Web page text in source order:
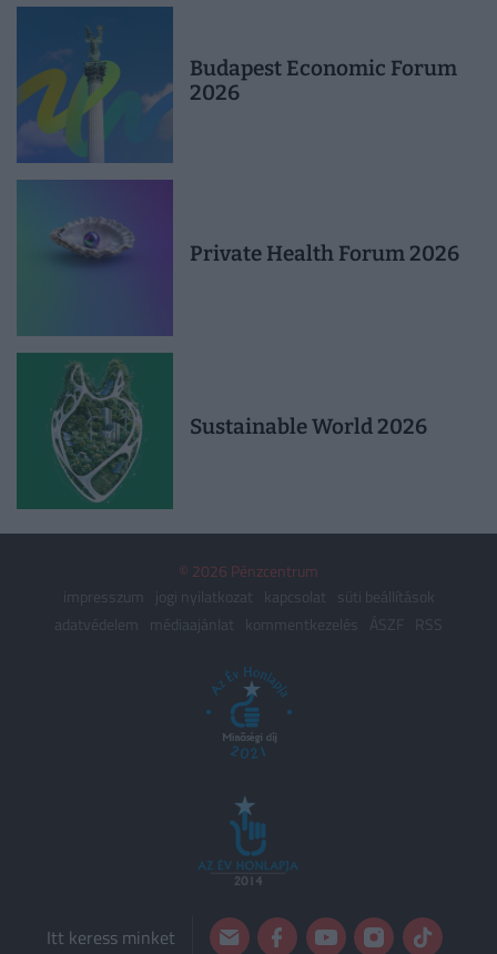
Budapest Economic Forum
2026
Private Health Forum 2026
Sustainable World 2026
© 2026 Pénzcentrum
impresszum
jogi nyilatkozat kapcsolat
süti beállítások
adatvédelem
médiaajánlat kommentkezelés ÁSZF RSS
Itt keress minket